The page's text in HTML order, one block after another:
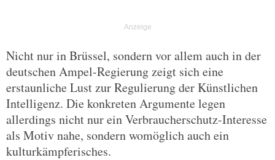
Nicht nur in Brüssel, sondern vor allem auch in der
deutschen Ampel-Regierung zeigt sich eine
erstaunliche Lust zur Regulierung der Künstlichen
Intelligenz. Die konkreten Argumente legen
allerdings nicht nur ein Verbraucherschutz-Interesse
als Motiv nahe, sondern womöglich auch ein
kulturkämpferisches.